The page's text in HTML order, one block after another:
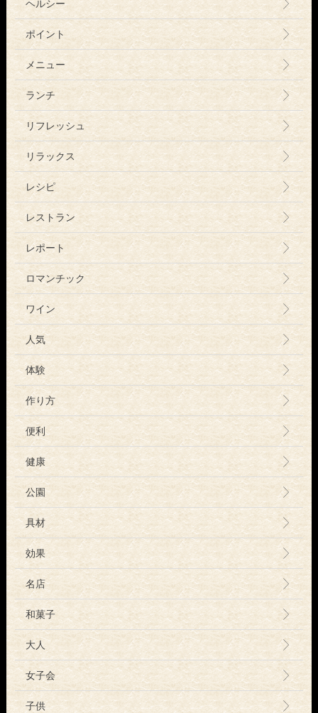
ヘルシー
ポイント
メニュー
ランチ
リフレッシュ
リラックス
レシピ
レストラン
レポート
ロマンチック
ワイン
人気
体験
作り方
便利
健康
公園
具材
効果
名店
和菓子
大人
女子会
子供